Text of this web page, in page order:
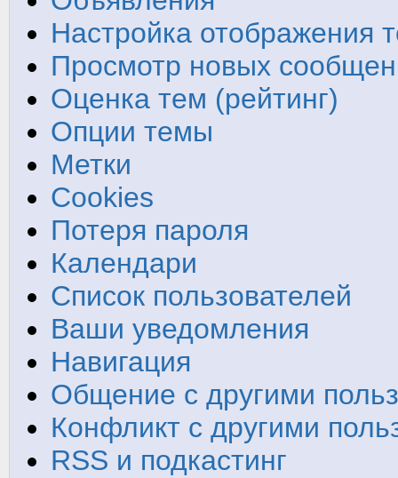
Настройка отображения
Просмотр новых
Оценка тем (рейтинг)
Опции темы
Метки
Cookies
Потеря пароля
Календари
Список пользователей
Ваши уведомления
Навигация
Общение с другими
Конфликт с другими
RSS и подкастинг